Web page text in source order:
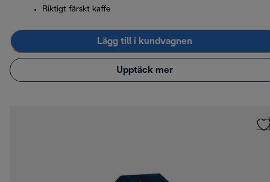
Riktigt färskt kaffe
Lägg till i kundvagnen
Upptäck mer